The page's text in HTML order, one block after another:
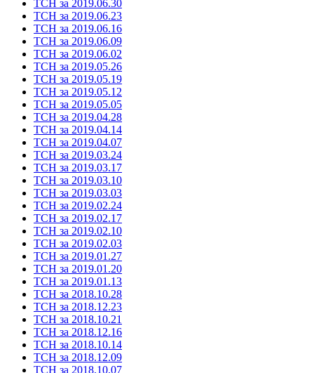
ТСН за 2019.06.30
ТСН за 2019.06.23
ТСН за 2019.06.16
ТСН за 2019.06.09
ТСН за 2019.06.02
ТСН за 2019.05.26
ТСН за 2019.05.19
ТСН за 2019.05.12
ТСН за 2019.05.05
ТСН за 2019.04.28
ТСН за 2019.04.14
ТСН за 2019.04.07
ТСН за 2019.03.24
ТСН за 2019.03.17
ТСН за 2019.03.10
ТСН за 2019.03.03
ТСН за 2019.02.24
ТСН за 2019.02.17
ТСН за 2019.02.10
ТСН за 2019.02.03
ТСН за 2019.01.27
ТСН за 2019.01.20
ТСН за 2019.01.13
ТСН за 2018.10.28
ТСН за 2018.12.23
ТСН за 2018.10.21
ТСН за 2018.12.16
ТСН за 2018.10.14
ТСН за 2018.12.09
ТСН за 2018.10.07